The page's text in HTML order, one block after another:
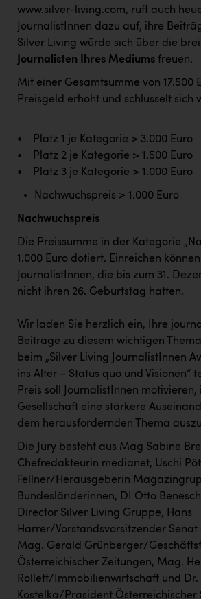
PÜSPÖK
REMAX
RE/MAX Welcome
Ruderclub Wels
SCRI - Salzburg Cancer Research
SCHMACHTL GmbH
Schwingshandl - automation
Seher + Partner
Smurfit Westrock Nettingsdorf
TCL
TGW Logistics
TRAILOMAT & Cycling Austria
VERITAS
Vier Diamanten
Vorlagenportal
Wir besiegen Krebs
Wirtschaftskammer OÖ
ZGONC
ZULuft - Zukunft Luft Austria
z.l.ö.
Österreichisches Hebammengremium
www.silver-living.com, ruft auch
JournalistInnen dazu auf, ihre
Silver Living würde sich über die
Journalisten Ihres Mediums freuen.
Mit einer Gesamtsumme von 17.500
Preisgeld erhöht und schlüsselt sich
• Platz 1 je Kategorie > 3.000 Euro
• Platz 2 je Kategorie > 1.500 Euro
• Platz 3 je Kategorie > 1.000 Euro
Nachwuchspreis > 1.000 Euro
Nachwuchspreis
Die Preissumme in der Kategorie
1.000 Euro dotiert. Einreichen
JournalistInnen, die bis zum 31.
nicht ihren 26. Geburtstag hatten.
Wir laden Sie herzlich ein, Ihre
Beiträge zu diesem wichtigen
beim „Silver Living JournalistInnen
ins Alter – Status quo und Visionen“
Preis soll JournalistInnen motivieren,
Gesellschaft eine stärkere
dem herausfordernden Thema
Die Jury besteht aus Mag Sabine
Chefredakteurin medianet, Uschi
Fellner/Herausgeberin
Bundesländerinnen, DI Otto
Director Silver Living Gruppe, Hans
Harrer/Vorstandsvorsitzender Senat
Mag. Gerald Grünberger/
Österreichischer Zeitungen, Mag.
Rollett/Immobilienwirtschaft und Dr.
Kostelka/Präsident Österreichischer